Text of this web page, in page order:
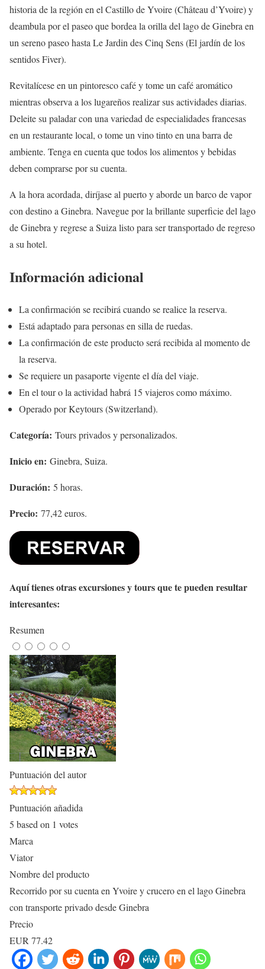
historia de la región en el Castillo de Yvoire (Château d’Yvoire) y
deambula por el paseo que bordea la orilla del lago de Ginebra en
un sereno paseo hasta Le Jardin des Cinq Sens (El jardín de los
sentidos Fiver).
Revitalícese en un pintoresco café y tome un café aromático
mientras observa a los lugareños realizar sus actividades diarias.
Deleite su paladar con una variedad de especialidades francesas
en un restaurante local, o tome un vino tinto en una barra de
ambiente. Tenga en cuenta que todos los alimentos y bebidas
deben comprarse por su cuenta.
A la hora acordada, diríjase al puerto y aborde un barco de vapor
con destino a Ginebra. Navegue por la brillante superficie del lago
de Ginebra y regrese a Suiza listo para ser transportado de regreso
a su hotel.
Información adicional
La confirmación se recibirá cuando se realice la reserva.
Está adaptado para personas en silla de ruedas.
La confirmación de este producto será recibida al momento de
la reserva.
Se requiere un pasaporte vigente el día del viaje.
En el tour o la actividad habrá 15 viajeros como máximo.
Operado por Keytours (Switzerland).
Categoría: Tours privados y personalizados.
Inicio en: Ginebra, Suiza.
Duración: 5 horas.
Precio: 77,42 euros.
Aquí tienes otras excursiones y tours que te pueden resultar
interesantes:
Resumen
Puntuación del autor
Puntuación añadida
5 based on 1 votes
Marca
Viator
Nombre del producto
Recorrido por su cuenta en Yvoire y crucero en el lago Ginebra
con transporte privado desde Ginebra
Precio
EUR 77.42